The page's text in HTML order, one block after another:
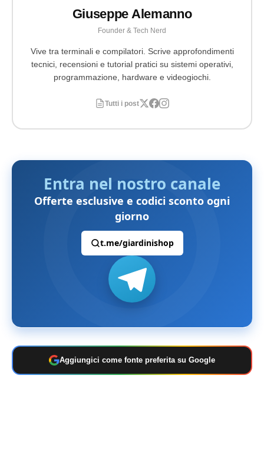
Giuseppe Alemanno
Founder & Tech Nerd
Vive tra terminali e compilatori. Scrive approfondimenti
tecnici, recensioni e tutorial pratici su sistemi operativi,
programmazione, hardware e videogiochi.
Tutti i post
Entra nel nostro canale
Offerte esclusive e codici sconto ogni
giorno
t.me/giardinishop
Aggiungici come fonte preferita su Google